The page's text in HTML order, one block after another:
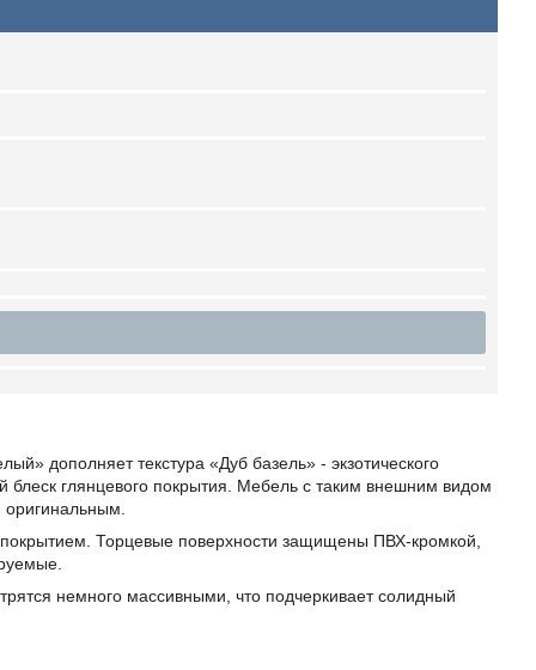
дополняет текстура «Дуб базель» - экзотического
блеск глянцевого покрытия. Мебель с таким внешним видом
оригинальным.
Торцевые поверхности защищены ПВХ-кромкой,
немного массивными, что подчеркивает солидный